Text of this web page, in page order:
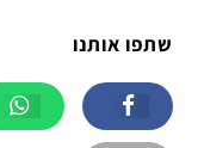
שתפו אותנו